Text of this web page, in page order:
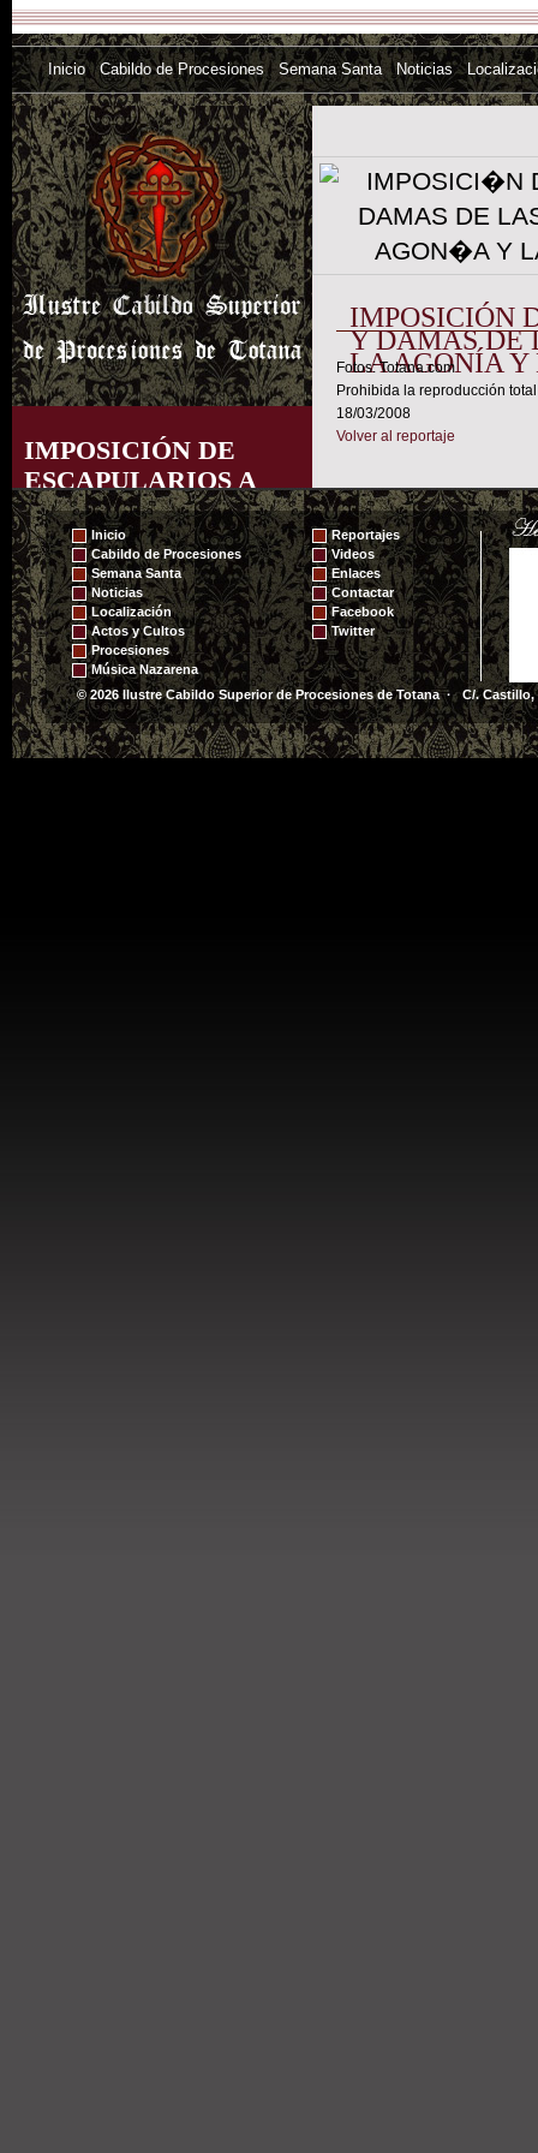
Inicio Cabildo de Procesiones Semana Santa Noticias
IMPOSICIÓN DE
ESCAPULARIOS A
LOS NUEVOS
COFRADES Y DAMAS
DE LAS COFRADÍAS
DEL SANTÍSIMO
CRISTO DE LA
AGONÍA Y LA
SANTÍSIMA VIRGEN
DE LA ESPERANZA
IMPOSICIÓN
Y DAMAS DE
LA AGONÍA Y
Fotos: Totana.com
Prohibida la reproducción
18/03/2008
Volver al reportaje
Inicio
Cabildo de Procesiones
Semana Santa
Noticias
Localización
Actos y Cultos
Procesiones
Música Nazarena
Reportajes
Videos
Enlaces
Contactar
Facebook
Twitter
© 2026 Ilustre Cabildo Superior de Procesiones de Totana · C/. Castillo,